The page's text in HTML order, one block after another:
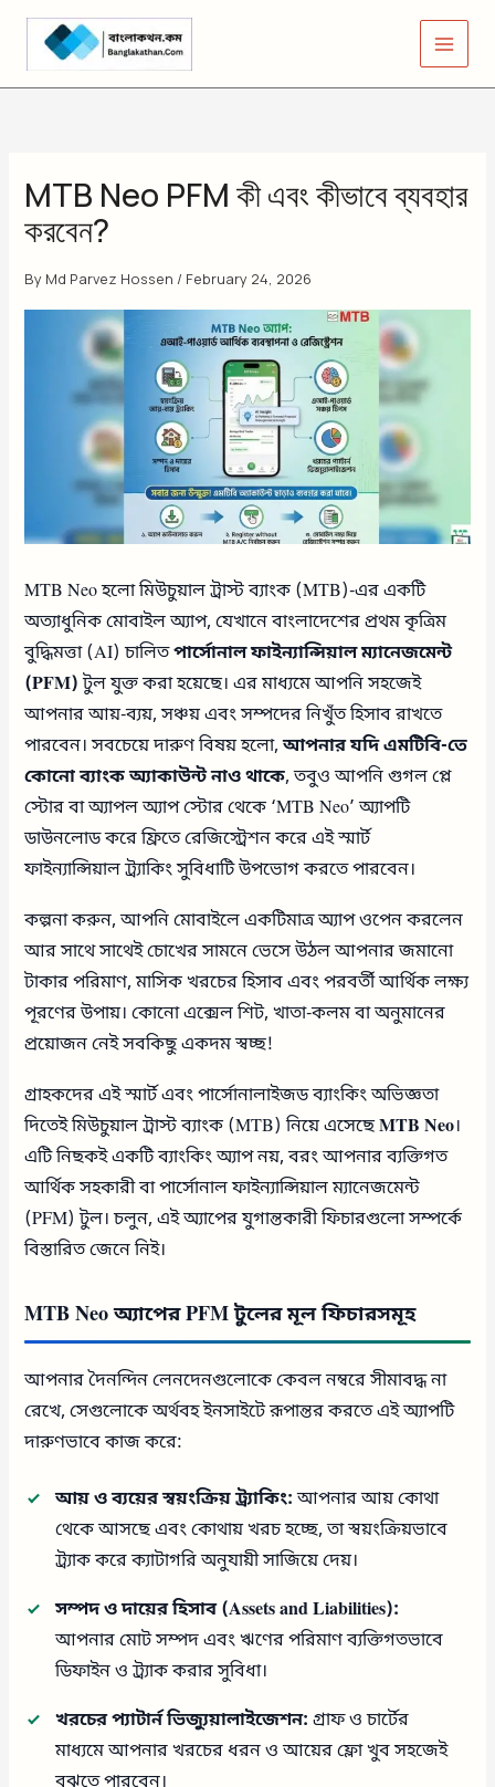
Skip
content
MTB Neo PFM কী এবং কীভাবে ব্যবহার
করবেন?
By Md Parvez Hossen / February 24, 2026
MTB Neo হলো মিউচুয়াল ট্রাস্ট ব্যাংক (MTB)-এর একটি
অত্যাধুনিক মোবাইল অ্যাপ, যেখানে বাংলাদেশের প্রথম কৃত্রিম
বুদ্ধিমত্তা (AI) চালিতপার্সোনাল ফাইন্যান্সিয়াল ম্যানেজমেন্ট
(PFM)টুল যুক্ত করা হয়েছে। এর মাধ্যমে আপনি সহজেই
আপনার আয়-ব্যয়, সঞ্চয় এবং সম্পদের নিখুঁত হিসাব রাখতে
পারবেন। সবচেয়ে দারুণ বিষয় হলো,আপনার যদি এমটিবি-তে
কোনো ব্যাংক অ্যাকাউন্ট নাও থাকে, তবুও আপনি গুগল প্লে
স্টোর বা অ্যাপল অ্যাপ স্টোর থেকে ‘MTB Neo’ অ্যাপটি
ডাউনলোড করে ফ্রিতে রেজিস্ট্রেশন করে এই স্মার্ট
ফাইন্যান্সিয়াল ট্র্যাকিং সুবিধাটি উপভোগ করতে পারবেন।
কল্পনা করুন, আপনি মোবাইলে একটিমাত্র অ্যাপ ওপেন করলেন
আর সাথে সাথেই চোখের সামনে ভেসে উঠল আপনার জমানো
টাকার পরিমাণ, মাসিক খরচের হিসাব এবং পরবর্তী আর্থিক লক্ষ্য
পূরণের উপায়। কোনো এক্সেল শিট, খাতা-কলম বা অনুমানের
প্রয়োজন নেই সবকিছু একদম স্বচ্ছ!
গ্রাহকদের এই স্মার্ট এবং পার্সোনালাইজড ব্যাংকিং অভিজ্ঞতা
দিতেই মিউচুয়াল ট্রাস্ট ব্যাংক (MTB) নিয়ে এসেছেMTB Neo।
এটি নিছকই একটি ব্যাংকিং অ্যাপ নয়, বরং আপনার ব্যক্তিগত
আর্থিক সহকারী বা পার্সোনাল ফাইন্যান্সিয়াল ম্যানেজমেন্ট
(PFM) টুল। চলুন, এই অ্যাপের যুগান্তকারী ফিচারগুলো সম্পর্কে
বিস্তারিত জেনে নিই।
MTB Neo অ্যাপের PFM টুলের মূল ফিচারসমূহ
আপনার দৈনন্দিন লেনদেনগুলোকে কেবল নম্বরে সীমাবদ্ধ না
রেখে, সেগুলোকে অর্থবহ ইনসাইটে রূপান্তর করতে এই অ্যাপটি
দারুণভাবে কাজ করে:
আয় ও ব্যয়ের স্বয়ংক্রিয় ট্র্যাকিং:আপনার আয় কোথা
থেকে আসছে এবং কোথায় খরচ হচ্ছে, তা স্বয়ংক্রিয়ভাবে
ট্র্যাক করে ক্যাটাগরি অনুযায়ী সাজিয়ে দেয়।
সম্পদ ও দায়ের হিসাব (Assets and Liabilities):
আপনার মোট সম্পদ এবং ঋণের পরিমাণ ব্যক্তিগতভাবে
ডিফাইন ও ট্র্যাক করার সুবিধা।
খরচের প্যাটার্ন ভিজ্যুয়ালাইজেশন: গ্রাফ ও চার্টের
মাধ্যমে আপনার খরচের ধরন ও আয়ের ফ্লো খুব সহজেই